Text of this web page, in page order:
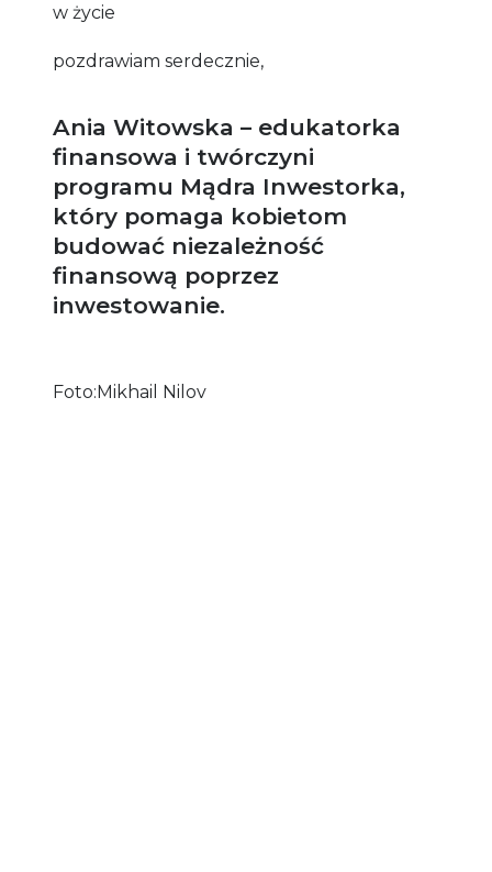
w życie
pozdrawiam serdecznie,
Ania Witowska – edukatorka
finansowa i twórczyni
programu Mądra Inwestorka,
który pomaga kobietom
budować niezależność
finansową poprzez
inwestowanie.
Foto:Mikhail Nilov